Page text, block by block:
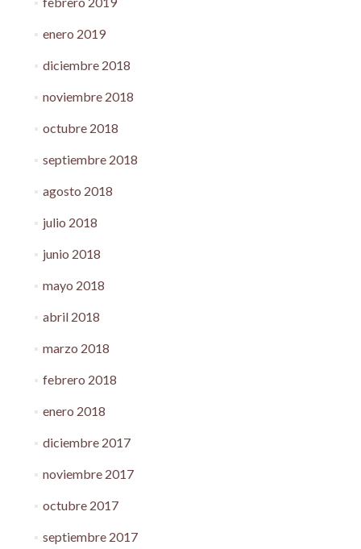
enero 2019
diciembre 2018
noviembre 2018
octubre 2018
septiembre 2018
agosto 2018
julio 2018
junio 2018
mayo 2018
abril 2018
marzo 2018
febrero 2018
enero 2018
diciembre 2017
noviembre 2017
octubre 2017
septiembre 2017